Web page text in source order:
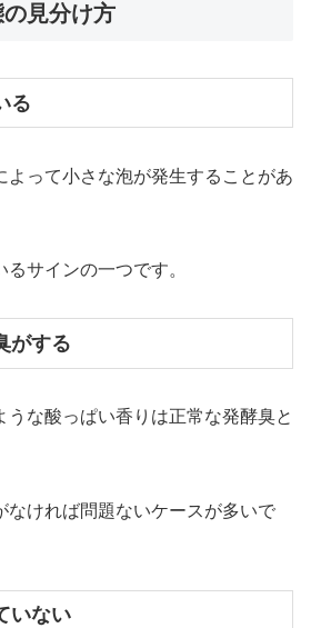
見分け方
る
よって小さな泡が発生することがあ
サインの一つです。
がする
うな酸っぱい香りは正常な発酵臭と
なければ問題ないケースが多いで
いない